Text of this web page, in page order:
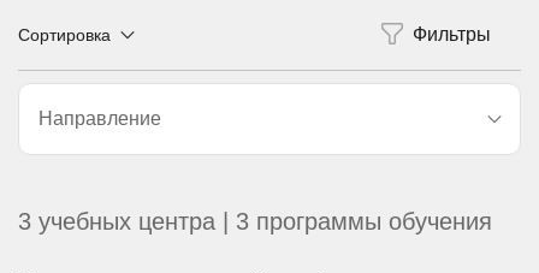
Направление
Сортировка
3 учебных центра | 3 программы обучения